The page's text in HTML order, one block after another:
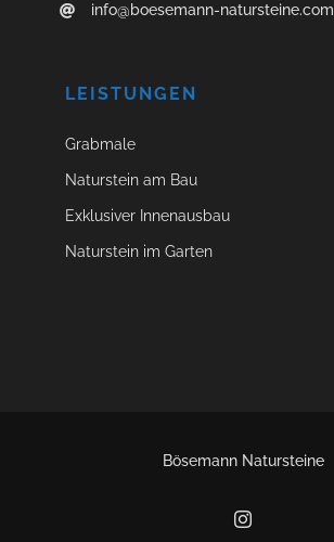
info@boesemann-natursteine.com
LEISTUNGEN
Grabmale
Naturstein am Bau
Exklusiver Innenausbau
Naturstein im Garten
Bösemann Natursteine